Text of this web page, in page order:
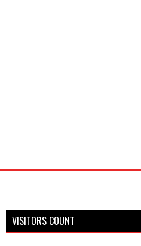
VISITORS COUNT